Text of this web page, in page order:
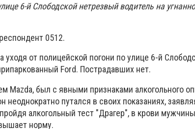
6-й Слободской нетрезвый водитель на
0512.
уходя от полицейской погони по улице 6-й
Ford. Пострадавших нет.
Mazda, был с явными признаками алкогольного
неоднократно путался в своих показаниях,
алкогольный тест "Драгер", в крови
норму.